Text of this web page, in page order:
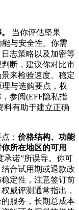
当你评估坚果
与安全性。你需
志策略以及加密等
断，建议你对比市
来检验速度、稳定
与选购要点，权
参阅(EFF隐私指
料有助于建立正确
： 价格结构、功能
所在地区的可用
承诺”所误导。你可
合试用期或退款政
定性，注意签订前
威评测通常指出，
服务，长期总成本